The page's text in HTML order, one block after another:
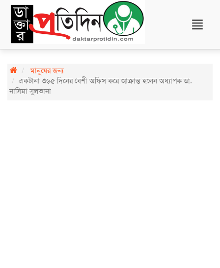
Toggle
মানুষের জন্য
একটানা ৩৬৫ দিনের বেশী অফিস করে আক্রান্ত হলেন অধ্যাপক ডা.
নাসিমা সুলতানা